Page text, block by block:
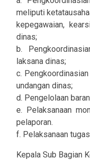
meliputi
kepegawaian,
dinas;
b.
laksana dinas;
c.
undangan dinas;
d. Pengelolaan
e. Pelaksanaan
pelaporan.
f. Pelaksanaan
Kepala Sub Bagian